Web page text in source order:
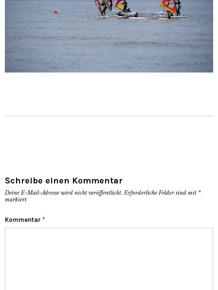
Schreibe einen Kommentar
Deine E-Mail-Adresse wird nicht veröffentlicht. Erforderliche Felder sind mit *
markiert
Kommentar *